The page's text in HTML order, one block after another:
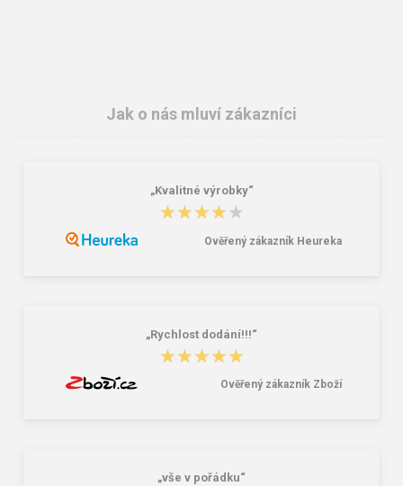
3M E.A.R.Soft zátky ES-01-001 1
4,10 Kč
SpurTex® VS Premium / Dětská
90,00 Kč 459,00 Kč
Jak o nás mluví zákazníci
„Kvalitné výrobky“
★★★★★
★★★★★
Ověřený zákazník Heureka
„Rychlost dodání!!!“
★★★★★
★★★★★
Ověřený zákazník Zboží
„vše v pořádku“